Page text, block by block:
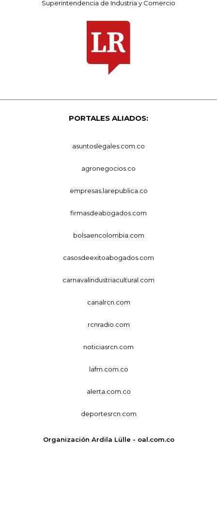
Superintendencia de Industria y Comercio
PORTALES ALIADOS:
asuntoslegales.com.co
agronegocios.co
empresas.larepublica.co
firmasdeabogados.com
bolsaencolombia.com
casosdeexitoabogados.com
carnavalindustriacultural.com
canalrcn.com
rcnradio.com
noticiasrcn.com
lafm.com.co
alerta.com.co
deportesrcn.com
Organización Ardila Lülle - oal.com.co